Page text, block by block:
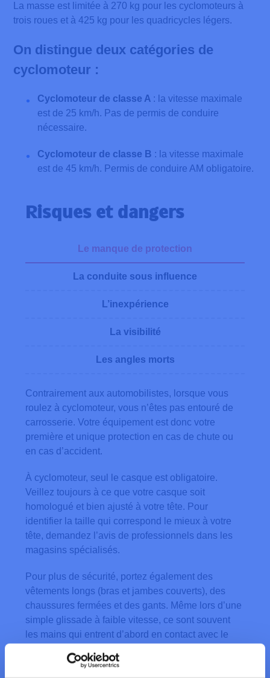
La masse est limitée à 270 kg pour les cyclomoteurs à
trois roues et à 425 kg pour les quadricycles légers.
On distingue deux catégories de
cyclomoteur :
Cyclomoteur de classe A : la vitesse maximale
est de 25 km/h. Pas de permis de conduire
nécessaire.
Cyclomoteur de classe B : la vitesse maximale
est de 45 km/h. Permis de conduire AM obligatoire.
Risques et dangers
Le manque de protection
La conduite sous influence
L’inexpérience
La visibilité
Les angles morts
Contrairement aux automobilistes, lorsque vous
roulez à cyclomoteur, vous n’êtes pas entouré de
carrosserie. Votre équipement est donc votre
première et unique protection en cas de chute ou
en cas d’accident.
À cyclomoteur, seul le casque est obligatoire.
Veillez toujours à ce que votre casque soit
homologué et bien ajusté à votre tête. Pour
identifier la taille qui correspond le mieux à votre
tête, demandez l’avis de professionnels dans les
magasins spécialisés.
Pour plus de sécurité, portez également des
vêtements longs (bras et jambes couverts), des
chaussures fermées et des gants. Même lors d’une
simple glissade à faible vitesse, ce sont souvent
les mains qui entrent d’abord en contact avec le